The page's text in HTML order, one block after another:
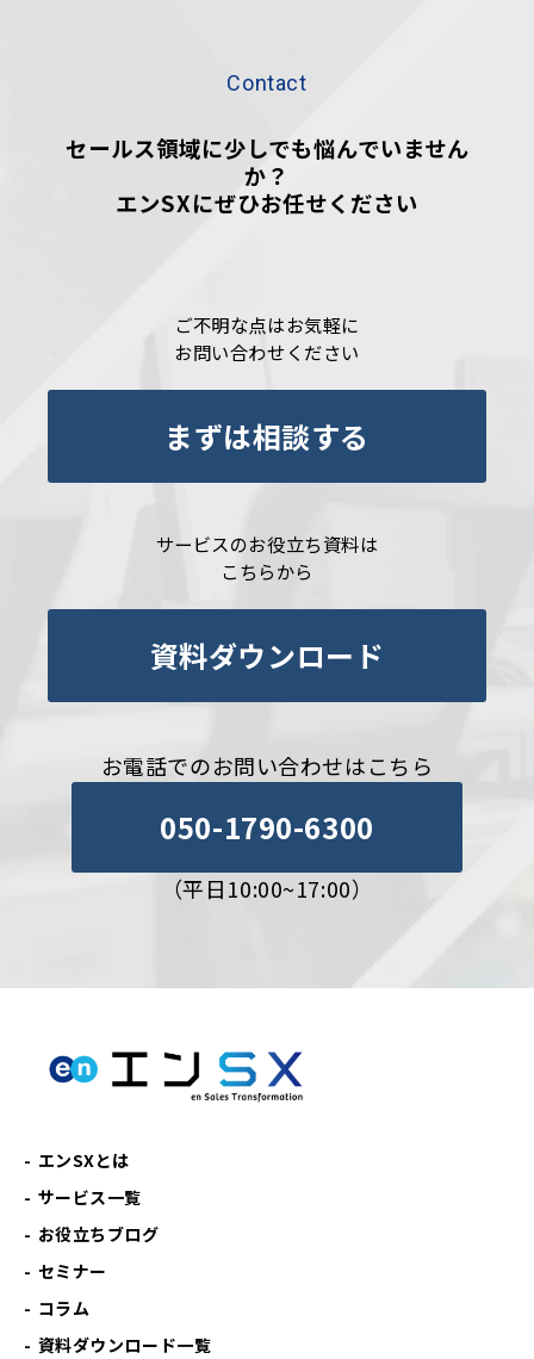
Contact
セールス領域に少しでも悩んでいません
か？
エンSXにぜひお任せください
ご不明な点はお気軽に
お問い合わせください
まずは相談する
サービスのお役立ち資料は
こちらから
資料ダウンロード
お電話でのお問い合わせはこちら
050-1790-6300
（平日10:00~17:00）
エンSXとは
サービス一覧
お役立ちブログ
セミナー
コラム
資料ダウンロード一覧